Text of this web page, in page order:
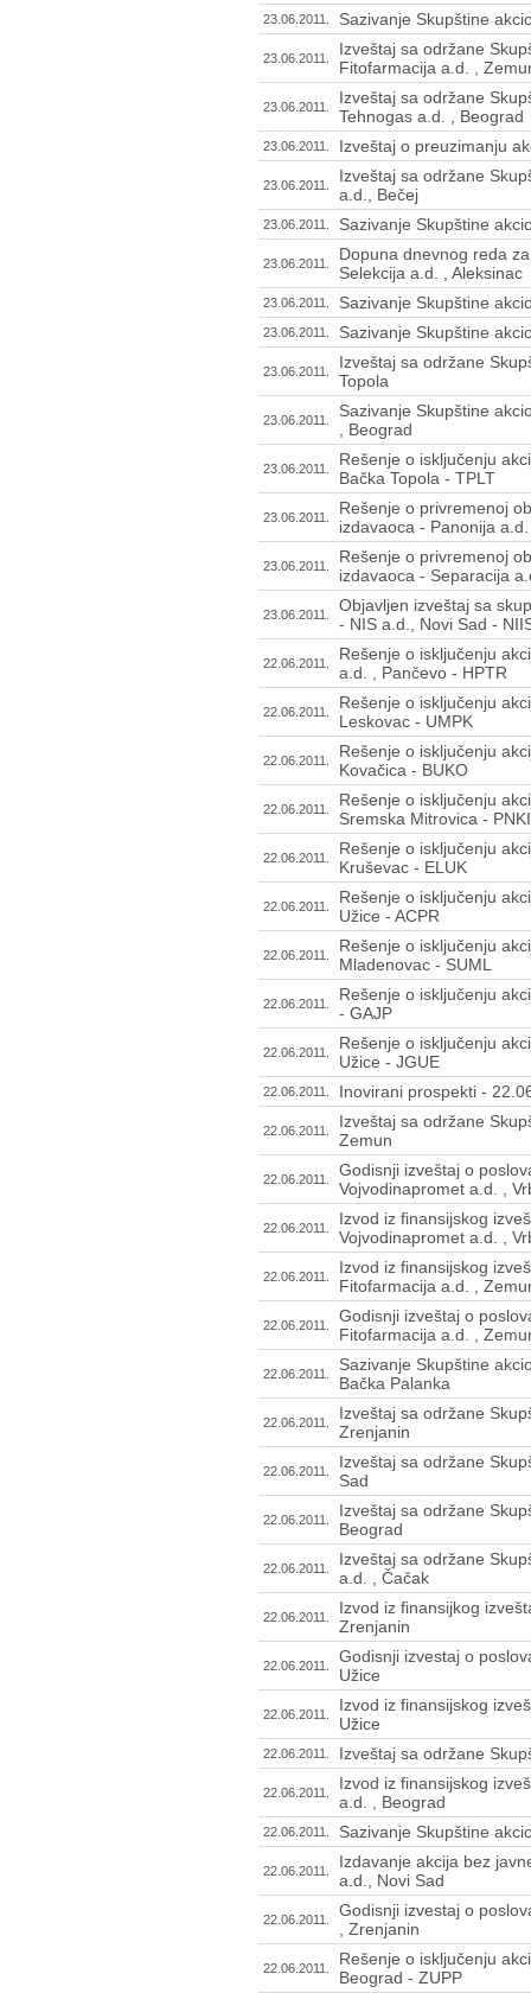
23.06.2011. Sazivanje Skupštine
23.06.2011.
Izveštaj sa održane
Fitofarmacija a.d. ,
23.06.2011.
Izveštaj sa održane
Tehnogas a.d. , Beograd
23.06.2011. Izveštaj o preuzimanju
23.06.2011.
Izveštaj sa održane
a.d., Bečej
23.06.2011. Sazivanje Skupštine
23.06.2011.
Dopuna dnevnog reda
Selekcija a.d. , Aleksinac
23.06.2011. Sazivanje Skupštine
23.06.2011. Sazivanje Skupštine
23.06.2011.
Izveštaj sa održane
Topola
23.06.2011.
Sazivanje Skupštine
, Beograd
23.06.2011.
Rešenje o isključenju
Bačka Topola - TPLT
23.06.2011.
Rešenje o privremenoj
izdavaoca - Panonija
23.06.2011.
Rešenje o privremenoj
izdavaoca - Separacija
23.06.2011.
Objavljen izveštaj sa
- NIS a.d., Novi Sad -
22.06.2011.
Rešenje o isključenju
a.d. , Pančevo - HPTR
22.06.2011.
Rešenje o isključenju
Leskovac - UMPK
22.06.2011.
Rešenje o isključenju
Kovačica - BUKO
22.06.2011.
Rešenje o isključenju
Sremska Mitrovica - PNKI
22.06.2011.
Rešenje o isključenju
Kruševac - ELUK
22.06.2011.
Rešenje o isključenju
Užice - ACPR
22.06.2011.
Rešenje o isključenju
Mladenovac - SUML
22.06.2011.
Rešenje o isključenju
- GAJP
22.06.2011.
Rešenje o isključenju
Užice - JGUE
22.06.2011. Inovirani prospekti -
22.06.2011.
Izveštaj sa održane
Zemun
22.06.2011.
Godisnji izveštaj o
Vojvodinapromet a.d. ,
22.06.2011.
Izvod iz finansijskog
Vojvodinapromet a.d. ,
22.06.2011.
Izvod iz finansijskog
Fitofarmacija a.d. ,
22.06.2011.
Godisnji izveštaj o
Fitofarmacija a.d. ,
22.06.2011.
Sazivanje Skupštine
Bačka Palanka
22.06.2011.
Izveštaj sa održane
Zrenjanin
22.06.2011.
Izveštaj sa održane
Sad
22.06.2011.
Izveštaj sa održane
Beograd
22.06.2011.
Izveštaj sa održane
a.d. , Čačak
22.06.2011.
Izvod iz finansijkog
Zrenjanin
22.06.2011.
Godisnji izvestaj o
Užice
22.06.2011.
Izvod iz finansijskog
Užice
22.06.2011. Izveštaj sa održane
22.06.2011.
Izvod iz finansijskog
a.d. , Beograd
22.06.2011. Sazivanje Skupštine
22.06.2011.
Izdavanje akcija bez
a.d., Novi Sad
22.06.2011.
Godisnji izvestaj o
, Zrenjanin
22.06.2011.
Rešenje o isključenju
Beograd - ZUPP